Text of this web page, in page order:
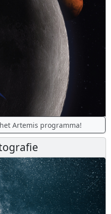
Artemis programma!